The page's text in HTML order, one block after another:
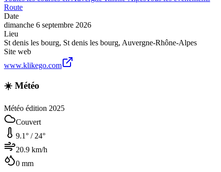
Route
Date
dimanche 6 septembre 2026
Lieu
St denis les bourg, St denis les bourg, Auvergne-Rhône-Alpes
Site web
www.klikego.com
☀️ Météo
Météo édition 2025
Couvert
9.1° / 24°
20.9 km/h
0 mm